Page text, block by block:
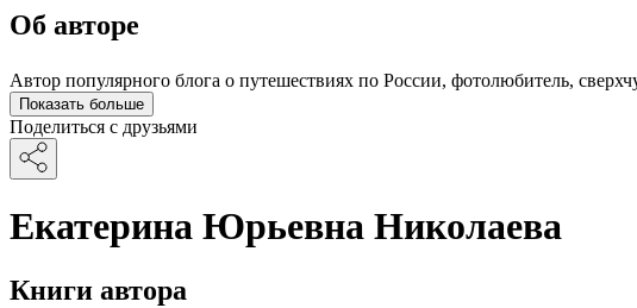
Об авторе
Автор популярного блога о путешествиях по России, фотолюбитель,
Показать больше
Поделиться с друзьями
Екатерина Юрьевна Николаева
Книги автора